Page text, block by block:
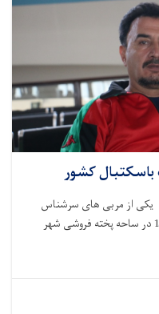
کشور
یکی از مربی های سرشناس
رشته بسکتبال کشور است . که در سال 1342 در ساحه پخته فروشی شهر